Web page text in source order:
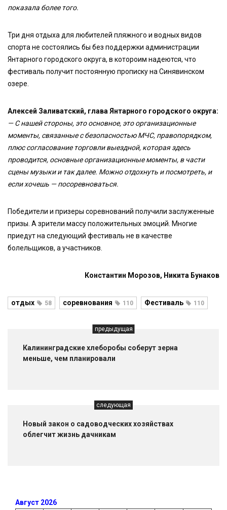
показала более того.
Три дня отдыха для любителей пляжного и водных видов
спорта не состоялись бы без поддержки администрации
Янтарного городского округа, в котороим надеются, что
фестиваль получит постоянную прописку на Синявинском
озере.
Алексей Заливатский, глава Янтарного городского округа:
—С нашей стороны, это основное, это организационные
моменты, связанные с безопасностью МЧС, правопорядком,
плюс согласование торговли выездной, которая здесь
проводится, основные организационные моменты, в части
сцены музыки и так далее. Можно отдохнуть и посмотреть, и
если хочешь — посоревноваться.
Победители и призеры соревнований получили заслуженные
призы. А зрители массу положительных эмоций. Многие
приедут на следующий фестиваль не в качестве
болельщиков, а участников.
Константин Морозов, Никита Бунаков
отдых 58 соревнования 110 Фестиваль 110
предыдущая
Калининградские хлеборобы соберут зерна
меньше, чем планировали
следующая
Новый закон о садоводческих хозяйствах
облегчит жизнь дачникам
Август 2026